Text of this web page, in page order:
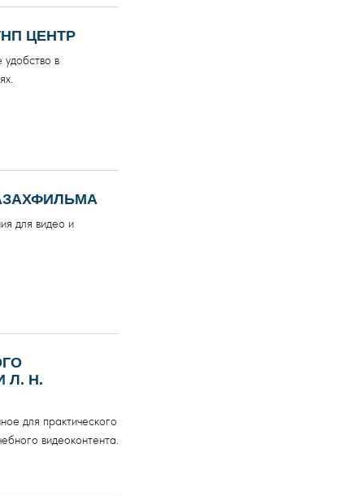
ЦЕНТР
в
для видео и
Л. Н.
для практического
видеоконтента.